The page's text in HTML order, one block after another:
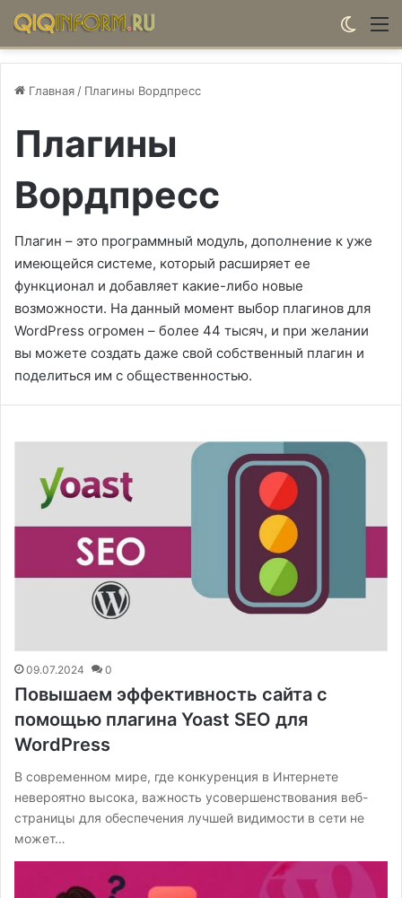
Главная / Плагины Вордпресс
Плагины
Вордпресс
Плагин – это программный модуль, дополнение к уже
имеющейся системе, который расширяет ее
функционал и добавляет какие-либо новые
возможности. На данный момент выбор плагинов для
WordPress огромен – более 44 тысяч, и при желании
вы можете создать даже свой собственный плагин и
поделиться им с общественностью.
09.07.2024 0
Повышаем эффективность сайта с
помощью плагина Yoast SEO для
WordPress
В современном мире, где конкуренция в Интернете
невероятно высока, важность усовершенствования веб-
страницы для обеспечения лучшей видимости в сети не
может…